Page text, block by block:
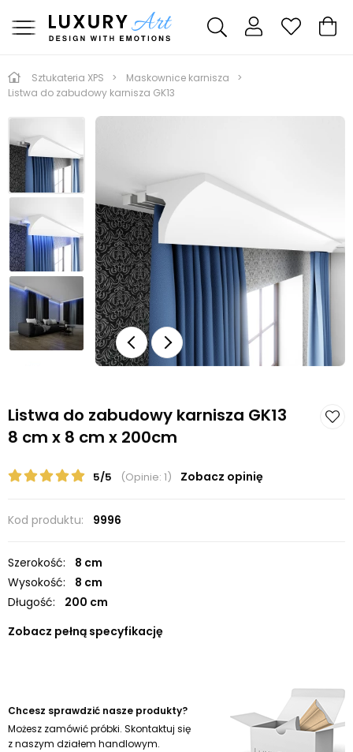
Sztukateria XPS
Maskownice karnisza
Listwa do zabudowy karnisza GK13
Listwa do zabudowy karnisza GK13
8 cm x 8 cm x 200cm
5/5 (Opinie: 1) Zobacz opinię
Kod produktu: 9996
Szerokość:
8 cm
Wysokość:
8 cm
Długość:
200 cm
Zobacz pełną specyfikację
Chcesz sprawdzić nasze produkty?
Możesz zamówić próbki. Skontaktuj się
z naszym działem handlowym.